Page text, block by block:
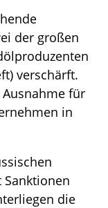
der großen
verschärft.
für
in
die